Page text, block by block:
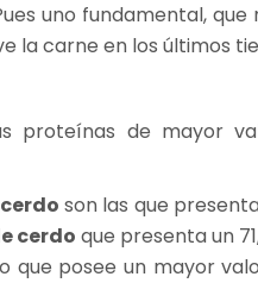
uno fundamental,
la carne en los últimos
proteínas de mayor
son las que
cerdo que presenta un
que posee un mayor